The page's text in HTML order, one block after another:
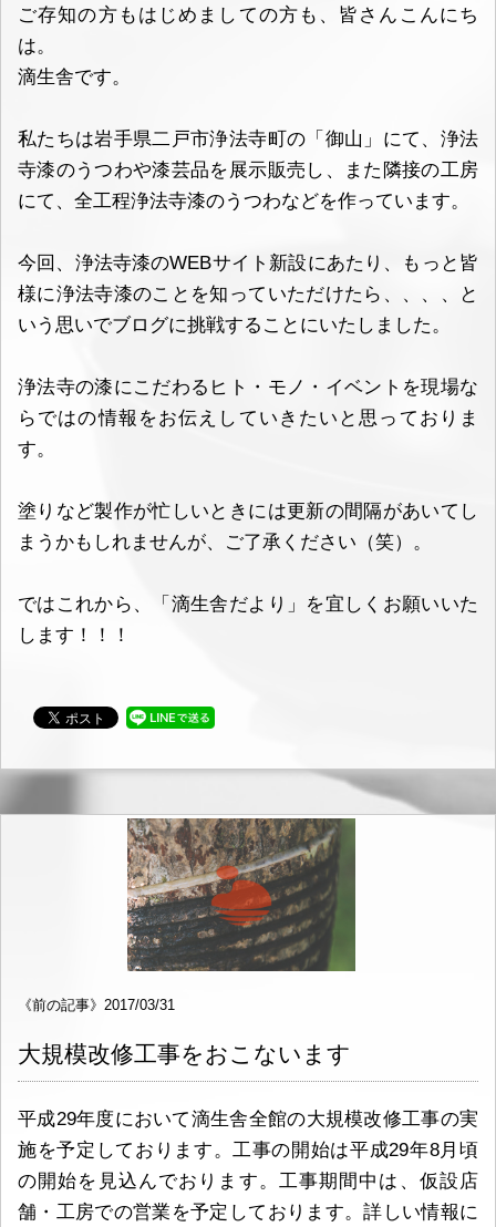
ご存知の方もはじめましての方も、皆さんこんにち
は。
滴生舎です。
私たちは岩手県二戸市浄法寺町の「御山」にて、浄法
寺漆のうつわや漆芸品を展示販売し、また隣接の工房
にて、全工程浄法寺漆のうつわなどを作っています。
今回、浄法寺漆のWEBサイト新設にあたり、もっと皆
様に浄法寺漆のことを知っていただけたら、、、、と
いう思いでブログに挑戦することにいたしました。
浄法寺の漆にこだわるヒト・モノ・イベントを現場な
らではの情報をお伝えしていきたいと思っておりま
す。
塗りなど製作が忙しいときには更新の間隔があいてし
まうかもしれませんが、ご了承ください（笑）。
ではこれから、「滴生舎だより」を宜しくお願いいた
します！！！
《前の記事》2017/03/31
大規模改修工事をおこないます
平成29年度において滴生舎全館の大規模改修工事の実
施を予定しております。工事の開始は平成29年8月頃
の開始を見込んでおります。工事期間中は、仮設店
舗・工房での営業を予定しております。詳しい情報に